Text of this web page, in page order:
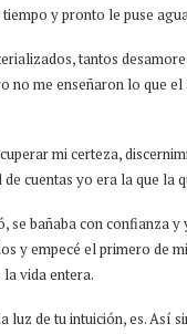
y pronto le puse
tantos
me enseñaron lo que
mi certeza,
cuentas yo era la que
bañaba con confianza
y empecé el primero de
vida entera.
luz de tu intuición, es. Así